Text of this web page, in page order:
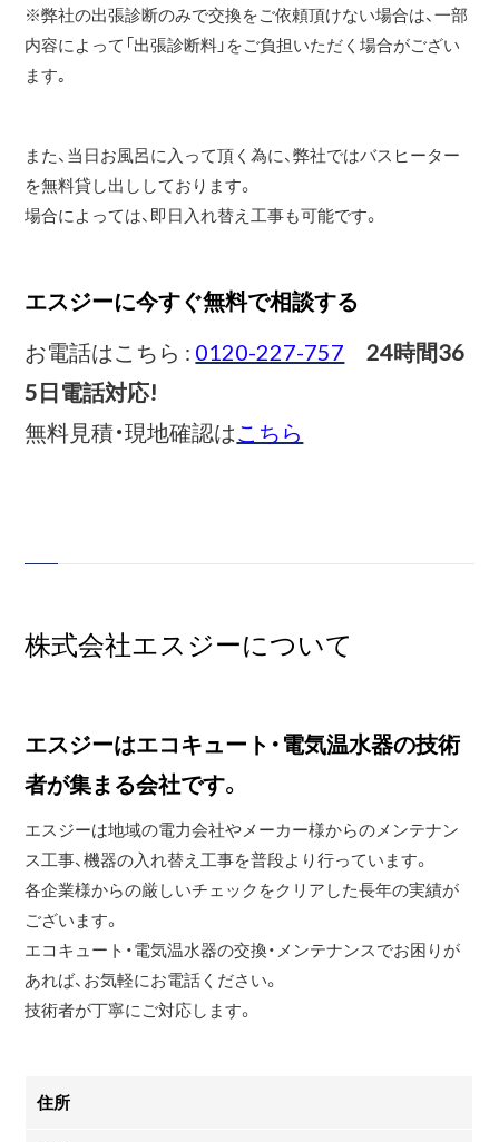
※弊社の出張診断のみで交換をご依頼頂けない場合は、一部
内容によって「出張診断料」をご負担いただく場合がござい
ます｡
また、当日お風呂に入って頂く為に、弊社ではバスヒーター
を無料貸し出ししております。
場合によっては、即日入れ替え工事も可能です。
エスジーに今すぐ無料で相談する
お電話はこちら : 0120-227-757
24時間36
5日電話対応!
無料見積・現地確認はこちら
株式会社エスジーについて
エスジーはエコキュート・電気温水器の技術
者が集まる会社です。
エスジーは地域の電力会社やメーカー様からのメンテナン
ス工事、機器の入れ替え工事を普段より行っています。
各企業様からの厳しいチェックをクリアした長年の実績が
ございます。
エコキュート・電気温水器の交換・メンテナンスでお困りが
あれば、お気軽にお電話ください。
技術者が丁寧にご対応します。
住所